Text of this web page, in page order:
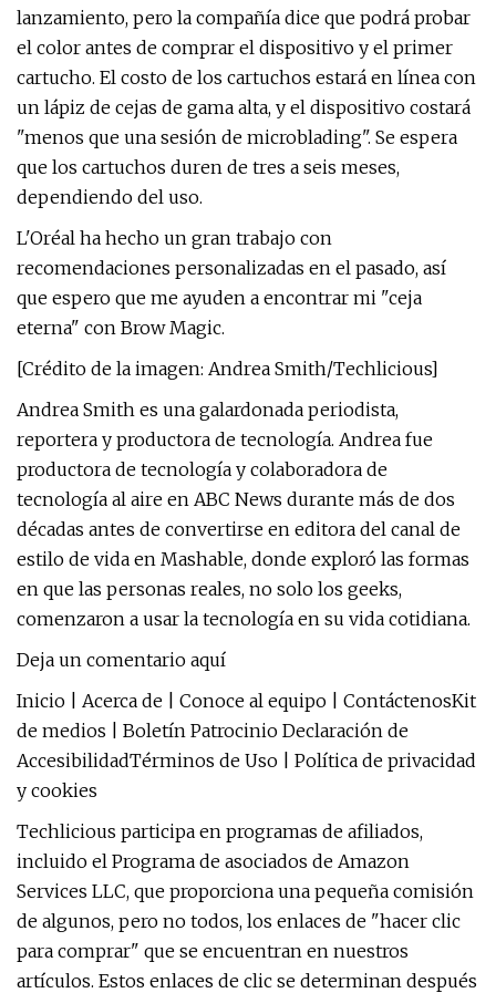
lanzamiento, pero la compañía dice que podrá probar
el color antes de comprar el dispositivo y el primer
cartucho. El costo de los cartuchos estará en línea con
un lápiz de cejas de gama alta, y el dispositivo costará
"menos que una sesión de microblading". Se espera
que los cartuchos duren de tres a seis meses,
dependiendo del uso.
L'Oréal ha hecho un gran trabajo con
recomendaciones personalizadas en el pasado, así
que espero que me ayuden a encontrar mi "ceja
eterna" con Brow Magic.
[Crédito de la imagen: Andrea Smith/Techlicious]
Andrea Smith es una galardonada periodista,
reportera y productora de tecnología. Andrea fue
productora de tecnología y colaboradora de
tecnología al aire en ABC News durante más de dos
décadas antes de convertirse en editora del canal de
estilo de vida en Mashable, donde exploró las formas
en que las personas reales, no solo los geeks,
comenzaron a usar la tecnología en su vida cotidiana.
Deja un comentario aquí
Inicio | Acerca de | Conoce al equipo | ContáctenosKit
de medios | Boletín Patrocinio Declaración de
AccesibilidadTérminos de Uso | Política de privacidad
y cookies
Techlicious participa en programas de afiliados,
incluido el Programa de asociados de Amazon
Services LLC, que proporciona una pequeña comisión
de algunos, pero no todos, los enlaces de "hacer clic
para comprar" que se encuentran en nuestros
artículos. Estos enlaces de clic se determinan después